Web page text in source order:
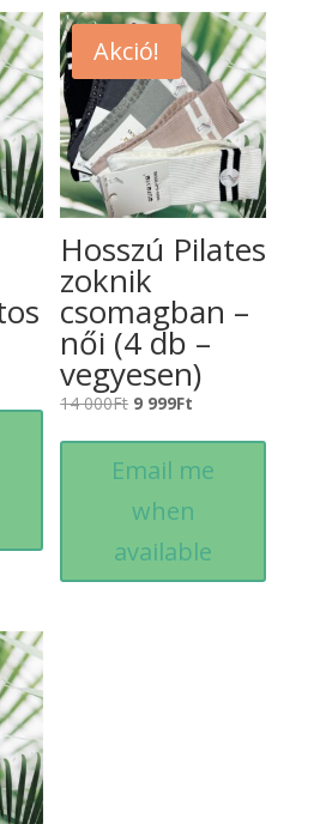
Akció!
Hosszú Pilates
zoknik
csomagban –
női (4 db –
vegyesen)
14 000Ft Original
14
000Ft.
9 999Ft
9
999Ft.
Email me
when
available